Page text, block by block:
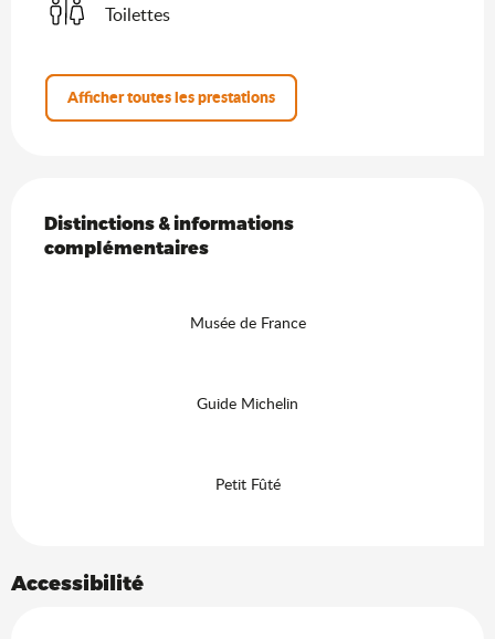
Toilettes
Afficher toutes les prestations
Distinctions & informations complémentaires
Distinctions & informations
complémentaires
Musée de France
Guide Michelin
Petit Fûté
Accessibilité